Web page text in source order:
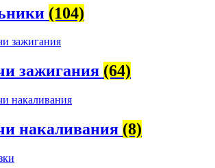
(104)
зажигания (64)
накаливания (8)